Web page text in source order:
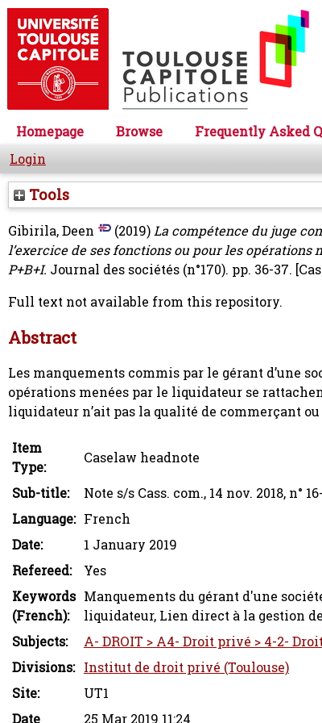
Homepage Browse Frequently Asked
Login
Tools
Gibirila, Deen (2019)La compétence du juge
l’exercice de ses fonctions ou pour les opérations
P+B+I. Journal des sociétés (n°170). pp. 36-37.
Full text not available from this repository.
Abstract
Les manquements commis par le gérant d’une
opérations menées par le liquidateur se
liquidateur n’ait pas la qualité de commerçant
Item
Type:
Caselaw headnote
Sub-title:
Note s/s Cass. com., 14 nov. 2018, n°
Language: French
Date:
1 January 2019
Refereed:
Yes
Keywords
(French):
Manquements du gérant d'une
liquidateur, Lien direct à la gestion
Subjects:
A- DROIT > A4- Droit privé > 4-2-
Divisions: Institut de droit privé (Toulouse)
Site:
UT1
Date
25 Mar 2019 11:24